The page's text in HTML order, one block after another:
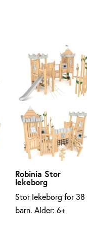
Robinia Stor
lekeborg
Stor lekeborg for 38
barn. Alder: 6+